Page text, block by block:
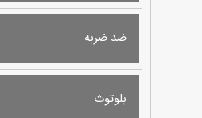
ضد ضربه
بلوتوث